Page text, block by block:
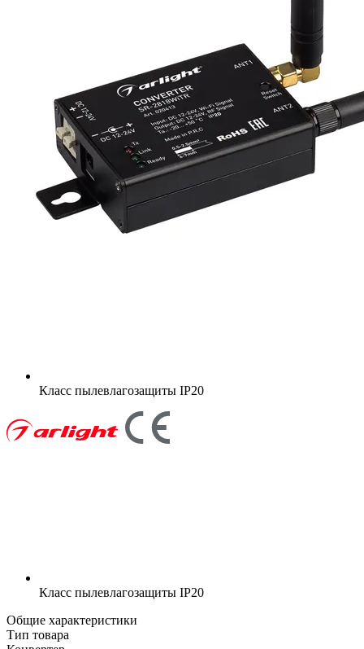
Класс пылевлагозащиты IP20
Класс пылевлагозащиты IP20
Общие характеристики
Тип товара